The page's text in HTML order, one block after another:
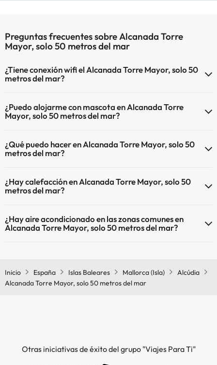
Preguntas frecuentes sobre Alcanada Torre
Mayor, solo 50 metros del mar
¿Tiene conexión wifi el Alcanada Torre Mayor, solo 50
metros del mar?
¿Puedo alojarme con mascota en Alcanada Torre
Mayor, solo 50 metros del mar?
mascotas.
¿Qué puedo hacer en Alcanada Torre Mayor, solo 50
metros del mar?
siguientes actividades (algunas pueden ser de pago).
¿Hay calefacción en Alcanada Torre Mayor, solo 50
metros del mar?
en las zonas comunes.
¿Hay aire acondicionado en las zonas comunes en
Alcanada Torre Mayor, solo 50 metros del mar?
Inicio
España Islas Baleares Mallorca (Isla)
Alcúdia
Alcanada Torre Mayor, solo 50 metros del mar
Otras iniciativas de éxito del grupo "Viajes Para Ti"